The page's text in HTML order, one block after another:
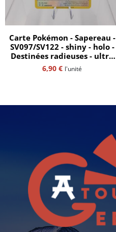
Carte Pokémon - Sapereau -
SV097/SV122 - shiny - holo -
Destinées radieuses - ultra
rare - EB 4.5 - FR
6,90 € l'unité